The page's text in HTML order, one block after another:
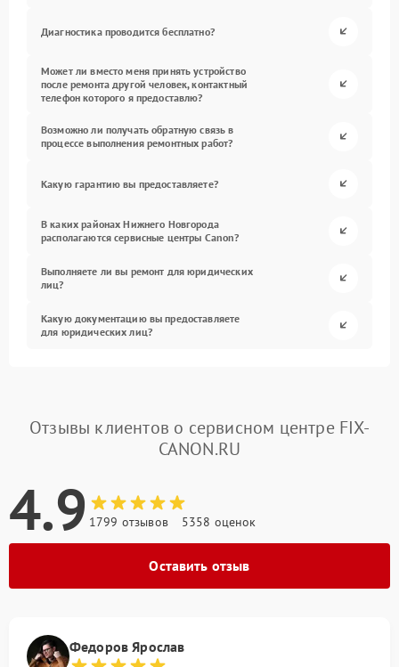
Диагностика проводится бесплатно?
Может ли вместо меня принять устройство
после ремонта другой человек, контактный
телефон которого я предоставлю?
Возможно ли получать обратную связь в
процессе выполнения ремонтных работ?
Какую гарантию вы предоставляете?
В каких районах Нижнего Новгорода
располагаются сервисные центры Canon?
Выполняете ли вы ремонт для юридических
лиц?
Какую документацию вы предоставляете
для юридических лиц?
Отзывы клиентов о сервисном центре FIX-
CANON.RU
4.9 1799 отзывов 5358 оценок
Оставить отзыв
Федоров Ярослав